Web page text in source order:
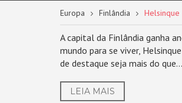
Europa Finlândia Helsinque
A capital da Finlândia ganha
mundo para se viver,
de destaque seja mais do que...
LEIA MAIS